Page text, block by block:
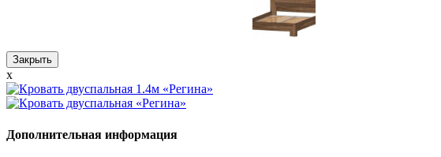
Закрыть
x
Дополнительная информация